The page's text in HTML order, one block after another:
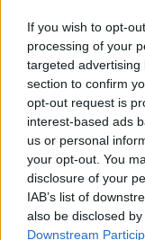
If you wish to opt-
processing of your
targeted
section to confirm
opt-out request is
interest-based ads
us or personal
your opt-out. You
disclosure of your
IAB’s list of
also be disclosed
Downstream
cannes-i
vörös szőnyeg,
elmúlt évtizedek
filmes világ nagy
alkalommal
megjelenést